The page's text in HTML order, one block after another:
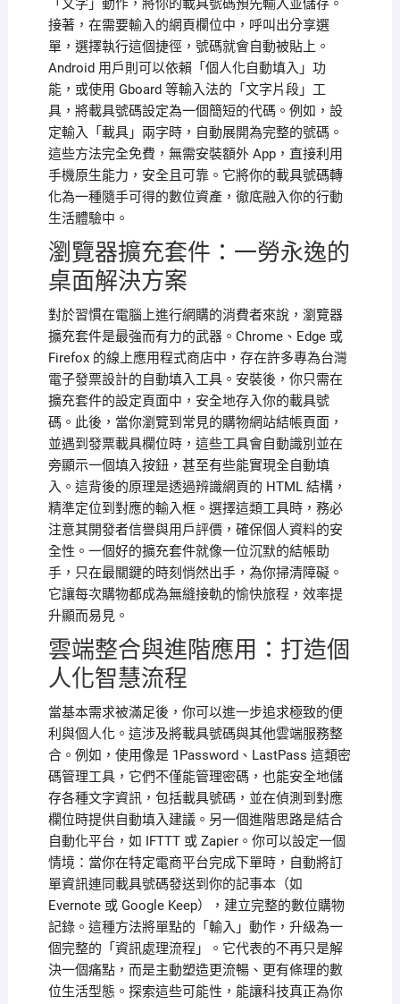
「文字」動作，將你的載具號碼預先輸入並儲存。
接著，在需要輸入的網頁欄位中，呼叫出分享選
單，選擇執行這個捷徑，號碼就會自動被貼上。
Android 用戶則可以依賴「個人化自動填入」功
能，或使用 Gboard 等輸入法的「文字片段」工
具，將載具號碼設定為一個簡短的代碼。例如，設
定輸入「載具」兩字時，自動展開為完整的號碼。
這些方法完全免費，無需安裝額外 App，直接利用
手機原生能力，安全且可靠。它將你的載具號碼轉
化為一種隨手可得的數位資產，徹底融入你的行動
生活體驗中。
瀏覽器擴充套件：一勞永逸的
桌面解決方案
對於習慣在電腦上進行網購的消費者來說，瀏覽器
擴充套件是最強而有力的武器。Chrome、Edge 或
Firefox 的線上應用程式商店中，存在許多專為台灣
電子發票設計的自動填入工具。安裝後，你只需在
擴充套件的設定頁面中，安全地存入你的載具號
碼。此後，當你瀏覽到常見的購物網站結帳頁面，
並遇到發票載具欄位時，這些工具會自動識別並在
旁顯示一個填入按鈕，甚至有些能實現全自動填
入。這背後的原理是透過辨識網頁的 HTML 結構，
精準定位到對應的輸入框。選擇這類工具時，務必
注意其開發者信譽與用戶評價，確保個人資料的安
全性。一個好的擴充套件就像一位沉默的結帳助
手，只在最關鍵的時刻悄然出手，為你掃清障礙。
它讓每次購物都成為無縫接軌的愉快旅程，效率提
升顯而易見。
雲端整合與進階應用：打造個
人化智慧流程
當基本需求被滿足後，你可以進一步追求極致的便
利與個人化。這涉及將載具號碼與其他雲端服務整
合。例如，使用像是 1Password、LastPass 這類密
碼管理工具，它們不僅能管理密碼，也能安全地儲
存各種文字資訊，包括載具號碼，並在偵測到對應
欄位時提供自動填入建議。另一個進階思路是結合
自動化平台，如 IFTTT 或 Zapier。你可以設定一個
情境：當你在特定電商平台完成下單時，自動將訂
單資訊連同載具號碼發送到你的記事本（如
Evernote 或 Google Keep），建立完整的數位購物
記錄。這種方法將單點的「輸入」動作，升級為一
個完整的「資訊處理流程」。它代表的不再只是解
決一個痛點，而是主動塑造更流暢、更有條理的數
位生活型態。探索這些可能性，能讓科技真正為你